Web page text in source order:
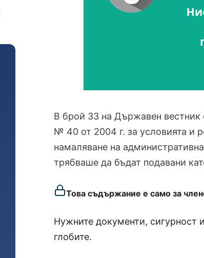
В брой 33 на Държавен вестник
№ 40 от 2004 г. за условията и
намаляване на
трябваше да бъдат подавани
Това съдържание е само за
Нужните документи, сигурност
глобите.